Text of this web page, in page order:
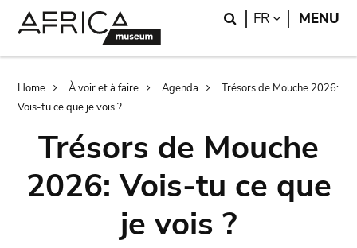
Search
FR LANGUAGE
MENU
Breadcrumb
Home À voir et à faire Agenda
Trésors de Mouche 2026:
Vois-tu ce que je vois ?
Trésors de Mouche
2026: Vois-tu ce que
je vois ?